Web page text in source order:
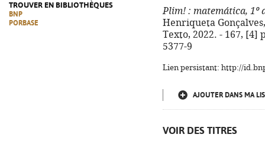
TROUVER EN BIBLIOTHÈQUES
BNP
PORBASE
Plim! : matemática, 1º
Henriqueta
Texto, 2022. - 167, [4]
5377-9
Lien persistant: http://
AJOUTER DANS MA
VOIR DES TITRES